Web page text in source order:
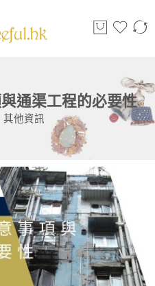
通渠工程的必要性
其他資訊